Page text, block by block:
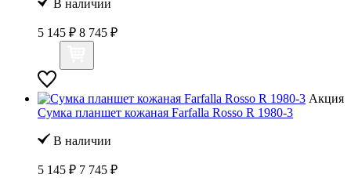
В наличии
5 145 ₽ 8 745 ₽
Акция
Сумка планшет кожаная Farfalla Rosso R 1980-3
В наличии
5 145 ₽ 7 745 ₽